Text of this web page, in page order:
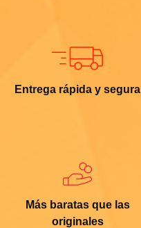
Entrega rápida y segura
Más baratas que las
originales